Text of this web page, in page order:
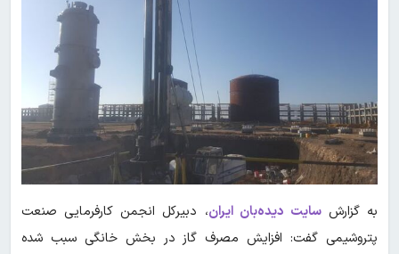
به گزارشسایت دیده‌بان ایران، دبیرکل انجمن کارفرمایی صنعت
پتروشیمی گفت: افزایش مصرف گاز در بخش خانگی سبب شده